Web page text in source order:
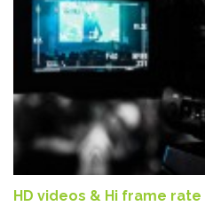
HD videos & Hi frame rate